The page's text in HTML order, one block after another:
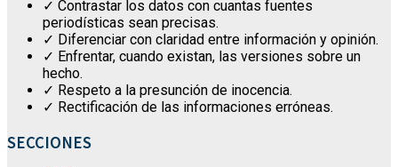
✓ Contrastar los datos con cuantas fuentes
periodísticas sean precisas.
✓ Diferenciar con claridad entre información y opinión.
✓ Enfrentar, cuando existan, las versiones sobre un
hecho.
✓ Respeto a la presunción de inocencia.
✓ Rectificación de las informaciones erróneas.
SECCIONES